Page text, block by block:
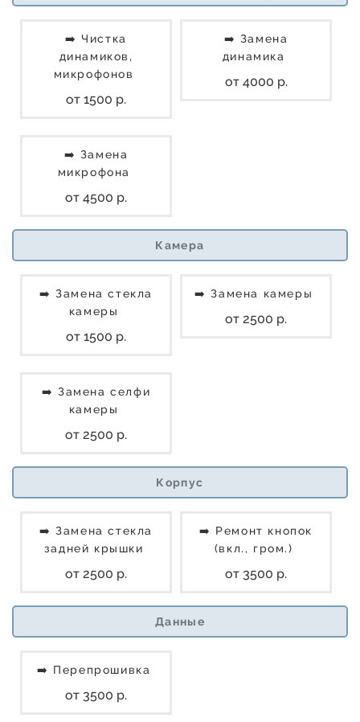
➡️ Чистка
динамиков,
микрофонов
от 1500 р.
➡️ Замена
динамика
от 4000 р.
➡️ Замена
микрофона
от 4500 р.
Камера
➡️ Замена стекла
камеры
от 1500 р.
➡️ Замена камеры
от 2500 р.
➡️ Замена селфи
камеры
от 2500 р.
Корпус
➡️ Замена стекла
задней крышки
от 2500 р.
➡️ Ремонт кнопок
(вкл., гром.)
от 3500 р.
Данные
➡️ Перепрошивка
от 3500 р.